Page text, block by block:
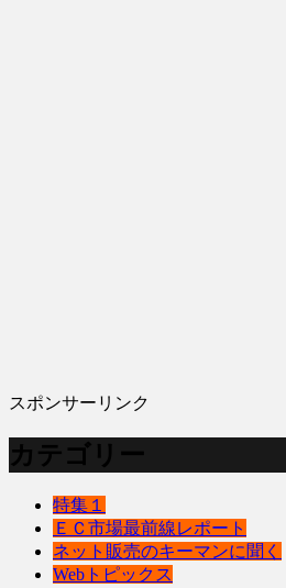
スポンサーリンク
カテゴリー
特集１
ＥＣ市場最前線レポート
ネット販売のキーマンに聞く
Webトピックス